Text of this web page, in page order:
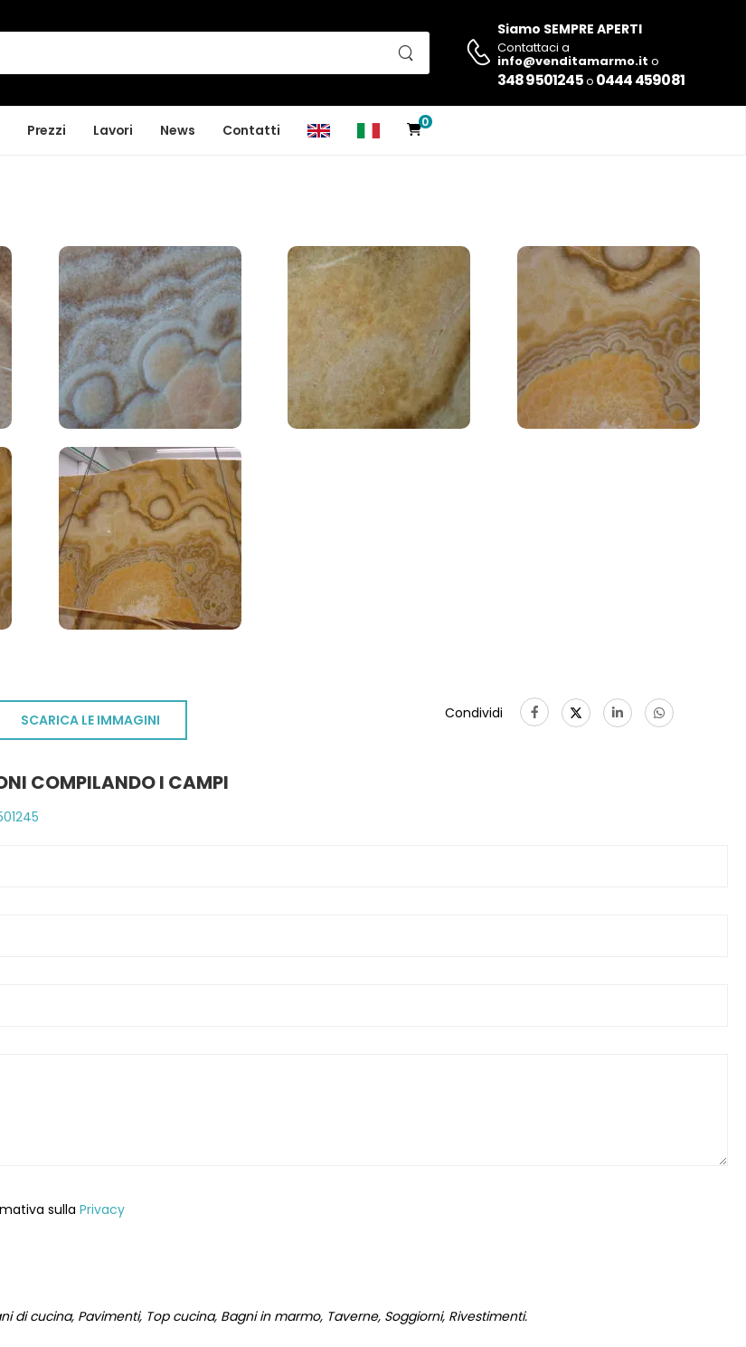
Siamo SEMPRE APERTI
Contattaci a
info@venditamarmo.it o
348 9501245o 0444 459081
Prezzi Lavori News Contatti 0
SCARICA LE IMMAGINI Condividi
COMPILANDO I CAMPI
sulla Privacy
di cucina, Pavimenti, Top cucina, Bagni in marmo, Taverne, Soggiorni, Rivestimenti.